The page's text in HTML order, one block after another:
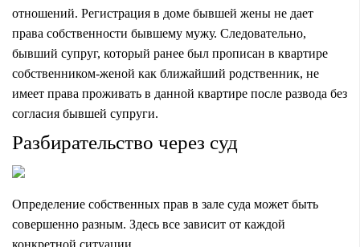
отношений. Регистрация в доме бывшей жены не дает
права собственности бывшему мужу. Следовательно,
бывший супруг, который ранее был прописан в квартире
собственником-женой как ближайший родственник, не
имеет права проживать в данной квартире после развода без
согласия бывшей супруги.
Разбирательство через суд
Определение собственных прав в зале суда может быть
совершенно разным. Здесь все зависит от каждой
конкретной ситуации.